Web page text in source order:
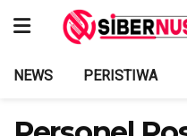
NEWS PERISTIWA